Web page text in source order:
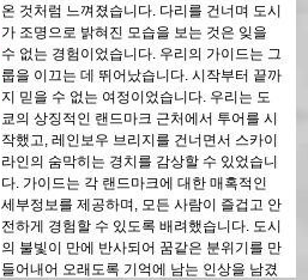
온 것처럼 느껴졌습니다. 다리를 건너며 도시
가 조명으로 밝혀진 모습을 보는 것은 잊을
수 없는 경험이었습니다. 우리의 가이드는 그
룹을 이끄는 데 뛰어났습니다. 시작부터 끝까
지 믿을 수 없는 여정이었습니다. 우리는 도
쿄의 상징적인 랜드마크 근처에서 투어를 시
작했고, 레인보우 브리지를 건너면서 스카이
라인의 숨막히는 경치를 감상할 수 있었습니
다. 가이드는 각 랜드마크에 대한 매혹적인
세부정보를 제공하며, 모든 사람이 즐겁고 안
전하게 경험할 수 있도록 배려했습니다. 도시
의 불빛이 만에 반사되어 꿈같은 분위기를 만
들어내어 오래도록 기억에 남는 인상을 남겼